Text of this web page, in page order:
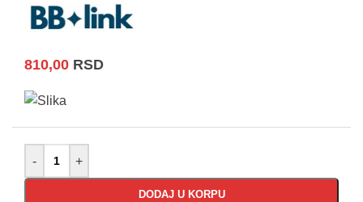
810,00 RSD
- +
DODAJ U KORPU